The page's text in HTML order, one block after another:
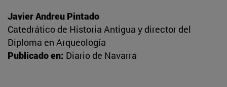
Javier Andreu Pintado
Catedrático de Historia Antigua y director del
Diploma en Arqueología
Publicado en: Diario de Navarra